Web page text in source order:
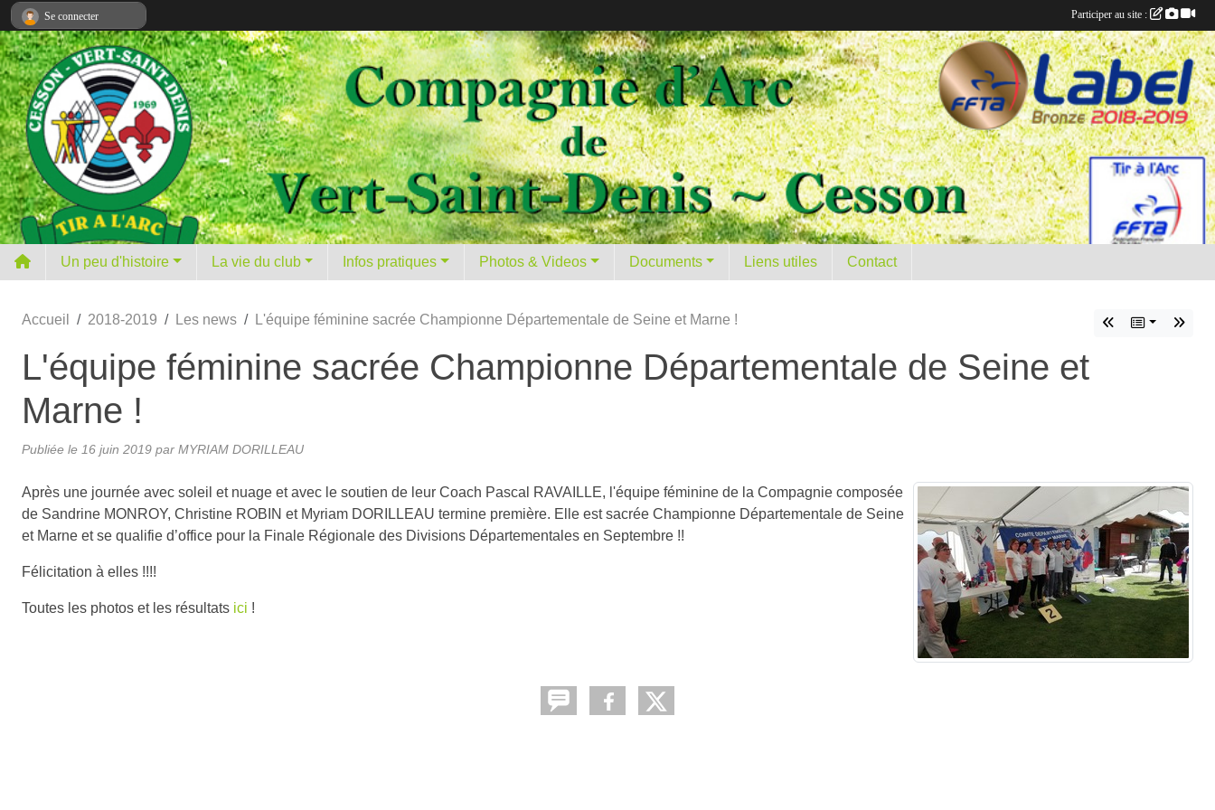
Un peu d'histoire La vie du club Infos pratiques Photos & Videos Documents Liens utiles Contact
Accueil 2018-2019 Les news L'équipe féminine sacrée Championne Départementale de Seine et Marne !
L'équipe féminine sacrée Championne Départementale de Seine et
Marne !
Publiée le 16 juin 2019 par MYRIAM DORILLEAU
Après une journée avec soleil et nuage et avec le soutien de leur Coach Pascal RAVAILLE, l'équipe féminine de la Compagnie composée
de Sandrine MONROY, Christine ROBIN et Myriam DORILLEAU termine première. Elle est sacrée Championne Départementale de Seine
et Marne et se qualifie d’office pour la Finale Régionale des Divisions Départementales en Septembre !!
Félicitation à elles !!!!
Toutes les photos et les résultats ici !
Se connecter Participer au site :
Panneau de gestion des cookies